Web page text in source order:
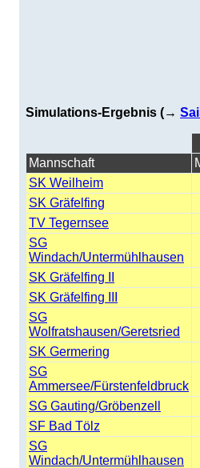
Simulations-Ergebnis (→
Mannschaft
SK Weilheim
SK Gräfelfing
TV Tegernsee
SG
Windach/Untermühlhausen
SK Gräfelfing II
SK Gräfelfing III
SG
Wolfratshausen/Geretsried
SK Germering
SG
Ammersee/Fürstenfeldbruck
SG Gauting/Gröbenzell
SF Bad Tölz
SG
Windach/Untermühlhausen